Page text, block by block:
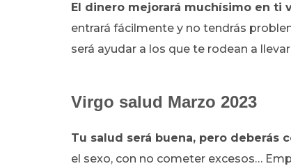
El dinero mejorará muchísimo en ti
entrará fácilmente y no tendrás
será ayudar a los que te rodean a
Virgo salud Marzo 2023
Tu salud será buena, pero deberás
el sexo, con no cometer excesos…